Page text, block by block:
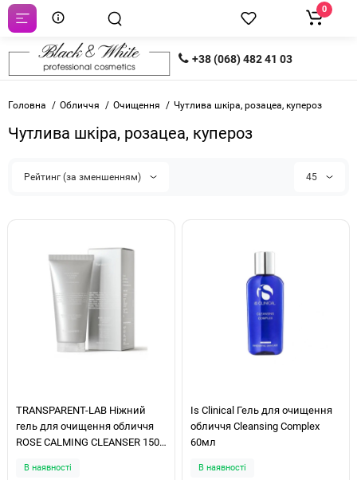
+38 (068) 482 41 03
0
Головна Обличчя Очищення Чутлива шкіра, розацеа, купероз
Чутлива шкіра, розацеа, купероз
Рейтинг (за зменшенням) 45
TRANSPARENT-LAB Ніжний
гель для очищення обличчя
ROSE CALMING CLEANSER 150
В наявності
Is Clinical Гель для очищення
обличчя Cleansing Complex
60мл
В наявності